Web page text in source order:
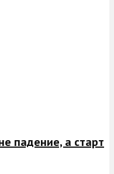
падение, а старт